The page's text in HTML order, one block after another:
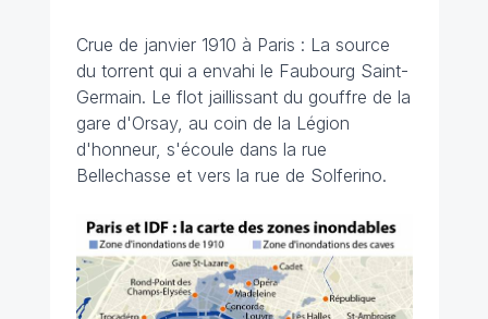
Crue de janvier 1910 à Paris : La source
du torrent qui a envahi le Faubourg Saint-
Germain. Le flot jaillissant du gouffre de la
gare d'Orsay, au coin de la Légion
d'honneur, s'écoule dans la rue
Bellechasse et vers la rue de Solferino.